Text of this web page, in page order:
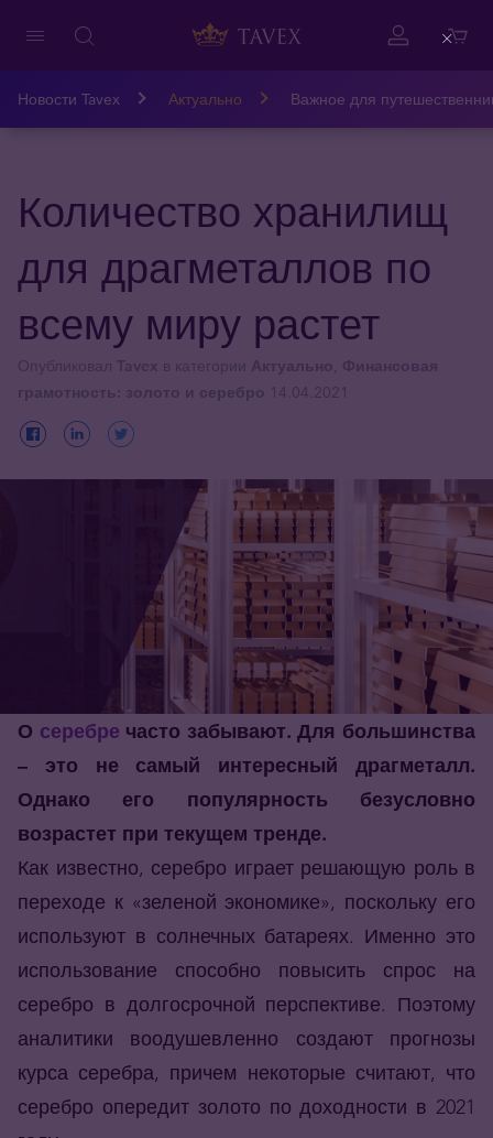
Новости Tavex Актуально Важное для
Количество хранилищ
для драгметаллов по
всему миру растет
О серебре часто забывают. Для большинства
– это не самый интересный драгметалл.
Однако его популярность безусловно
возрастет при текущем тренде.
Как известно, серебро играет решающую роль в
переходе к «зеленой экономике», поскольку его
используют в солнечных батареях. Именно это
использование способно повысить спрос на
серебро в долгосрочной перспективе. Поэтому
аналитики воодушевленно создают прогнозы
курса серебра, причем некоторые считают, что
серебро опередит золото по доходности в 2021
Close